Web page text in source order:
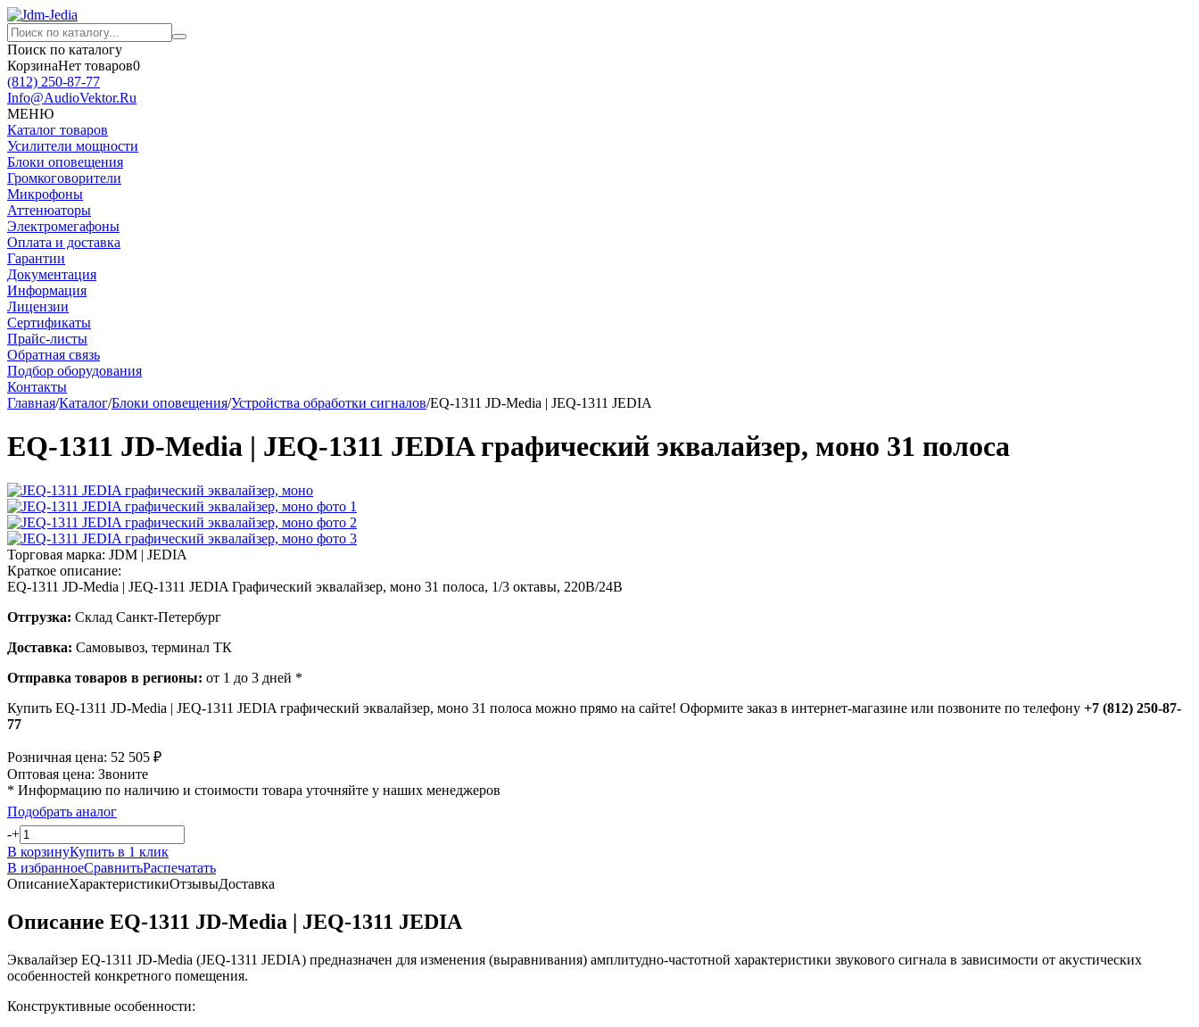
Поиск по каталогу
КорзинаНет товаров0
(812) 250-87-77
Info@AudioVektor.Ru
МЕНЮ
Каталог товаров
Усилители мощности
Блоки оповещения
Громкоговорители
Микрофоны
Аттенюаторы
Электромегафоны
Оплата и доставка
Гарантии
Документация
Информация
Лицензии
Сертификаты
Прайс-листы
Обратная связь
Подбор оборудования
Контакты
Главная/Каталог/Блоки оповещения/Устройства обработки сигналов/EQ-1311 JD-Media | JEQ-1311 JEDIA
EQ-1311 JD-Media | JEQ-1311 JEDIA графический эквалайзер, моно 31 полоса
Торговая марка: JDM | JEDIA
Краткое описание:
EQ-1311 JD-Media | JEQ-1311 JEDIA Графический эквалайзер, моно 31 полоса, 1/3 октавы, 220В/24В
Отгрузка: Склад Санкт-Петербург
Доставка: Самовывоз, терминал ТК
Отправка товаров в регионы: от 1 до 3 дней *
Купить EQ-1311 JD-Media | JEQ-1311 JEDIA графический эквалайзер, моно 31 полоса можно прямо на сайте! Оформите заказ в интернет-магазине или позвоните по телефону +7 (812) 250-87-
77
Розничная цена: 52 505 ₽
Оптовая цена: Звоните
* Информацию по наличию и стоимости товара уточняйте у наших менеджеров
Подобрать аналог
-+
В корзинуКупить в 1 клик
В избранноеСравнитьРаспечатать
ОписаниеХарактеристикиОтзывыДоставка
Описание EQ-1311 JD-Media | JEQ-1311 JEDIA
Эквалайзер EQ-1311 JD-Media (JEQ-1311 JEDIA) предназначен для изменения (выравнивания) амплитудно-частотной характеристики звукового сигнала в зависимости от акустических
особенностей конкретного помещения.
Конструктивные особенности: